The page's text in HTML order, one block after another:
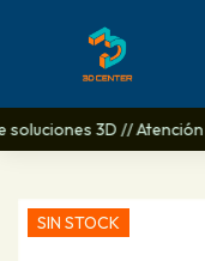
3D // Atención
SIN STOCK